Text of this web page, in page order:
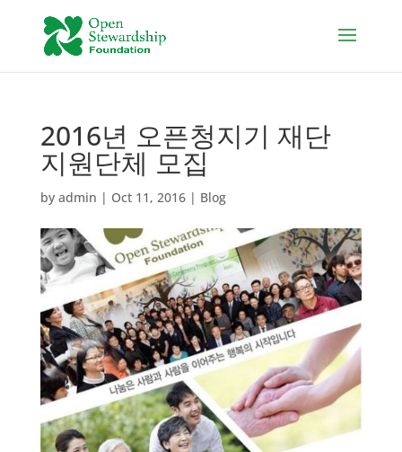
2016년 오픈청지기 재단
지원단체 모집
by admin | Oct 11, 2016| Blog